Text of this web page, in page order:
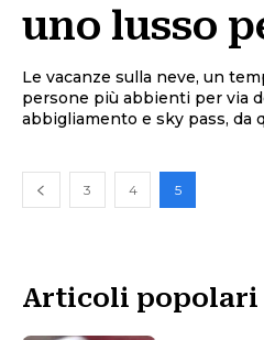
uno lusso
Le vacanze sulla neve, un
persone più abbienti per via
abbigliamento e sky pass, da
3 4 5
Articoli popolari